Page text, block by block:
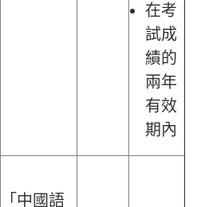
在考
試成
績的
兩年
有效
期內
「中國語